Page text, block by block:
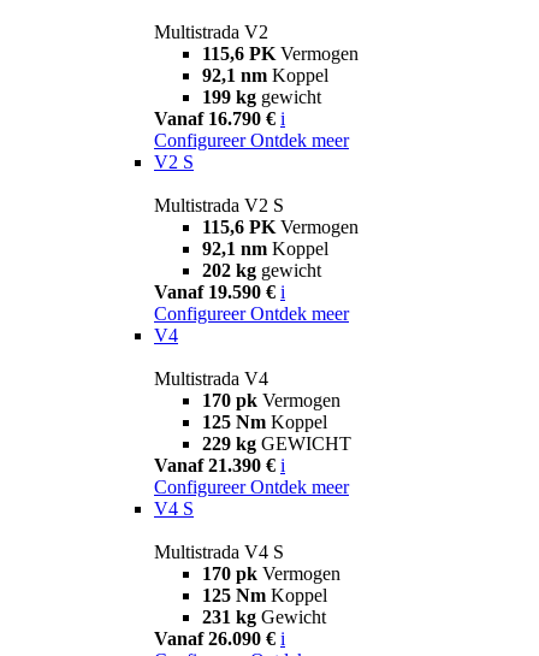
Multistrada V2
115,6 PK Vermogen
92,1 nm Koppel
199 kg gewicht
Vanaf 16.790 € i
Configureer Ontdek meer
V2 S
Multistrada V2 S
115,6 PK Vermogen
92,1 nm Koppel
202 kg gewicht
Vanaf 19.590 € i
Configureer Ontdek meer
V4
Multistrada V4
170 pk Vermogen
125 Nm Koppel
229 kg GEWICHT
Vanaf 21.390 € i
Configureer Ontdek meer
V4 S
Multistrada V4 S
170 pk Vermogen
125 Nm Koppel
231 kg Gewicht
Vanaf 26.090 € i